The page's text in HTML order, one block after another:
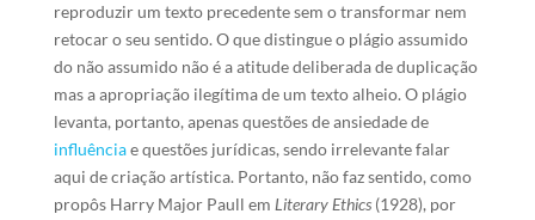
reproduzir um texto precedente sem o transformar nem
retocar o seu sentido. O que distingue o plágio assumido
do não assumido não é a atitude deliberada de duplicação
mas a apropriação ilegítima de um texto alheio. O plágio
levanta, portanto, apenas questões de ansiedade de
influênciae questões jurídicas, sendo irrelevante falar
aqui de criação artística. Portanto, não faz sentido, como
propôs Harry Major Paull em Literary Ethics(1928), por